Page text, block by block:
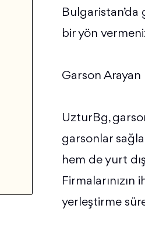
Bulgaristan’da
bir yön
Garson
UzturBg,
garsonlar
hem de yurt
yerleştirme